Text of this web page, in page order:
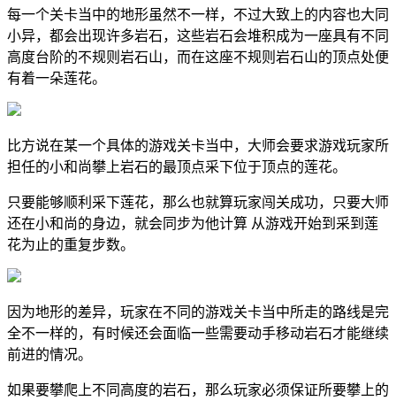
每一个关卡当中的地形虽然不一样，不过大致上的内容也大同
小异，都会出现许多岩石，这些岩石会堆积成为一座具有不同
高度台阶的不规则岩石山，而在这座不规则岩石山的顶点处便
有着一朵莲花。
比方说在某一个具体的游戏关卡当中，大师会要求游戏玩家所
担任的小和尚攀上岩石的最顶点采下位于顶点的莲花。
只要能够顺利采下莲花，那么也就算玩家闯关成功，只要大师
还在小和尚的身边，就会同步为他计算 从游戏开始到采到莲
花为止的重复步数。
因为地形的差异，玩家在不同的游戏关卡当中所走的路线是完
全不一样的，有时候还会面临一些需要动手移动岩石才能继续
前进的情况。
如果要攀爬上不同高度的岩石，那么玩家必须保证所要攀上的